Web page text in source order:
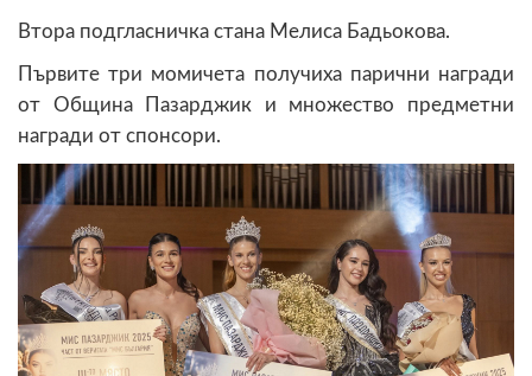
Втора подгласничка стана Мелиса Бадьокова.
Първите три момичета получиха парични награди
от Община Пазарджик и множество предметни
награди от спонсори.